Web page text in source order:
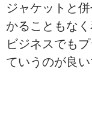
ジャケットと
かることもなく
ビジネスでも
ていうのが良い